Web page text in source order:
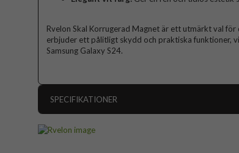
Rvelon Skal Korrugerad Magnet är ett utmärkt val
erbjuder ett pålitligt skydd och praktiska funktioner,
Samsung Galaxy S24.
SPECIFIKATIONER